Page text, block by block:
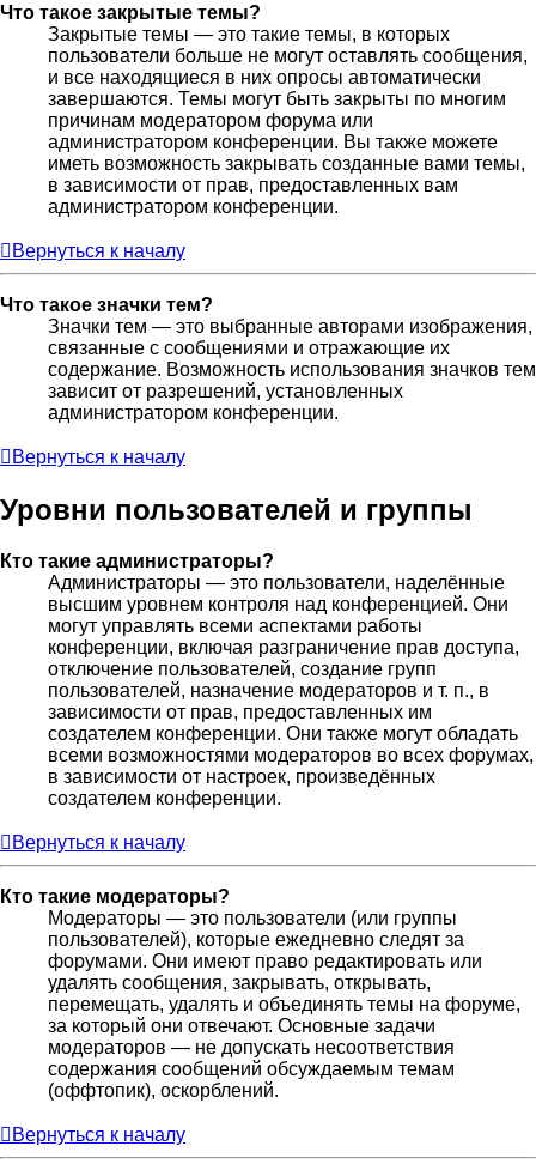
Что такое закрытые темы?
Закрытые темы — это такие темы, в которых
пользователи больше не могут оставлять сообщения,
и все находящиеся в них опросы автоматически
завершаются. Темы могут быть закрыты по многим
причинам модератором форума или
администратором конференции. Вы также можете
иметь возможность закрывать созданные вами темы,
в зависимости от прав, предоставленных вам
администратором конференции.
Вернуться к началу
Что такое значки тем?
Значки тем — это выбранные авторами изображения,
связанные с сообщениями и отражающие их
содержание. Возможность использования значков тем
зависит от разрешений, установленных
администратором конференции.
Вернуться к началу
Уровни пользователей и группы
Кто такие администраторы?
Администраторы — это пользователи, наделённые
высшим уровнем контроля над конференцией. Они
могут управлять всеми аспектами работы
конференции, включая разграничение прав доступа,
отключение пользователей, создание групп
пользователей, назначение модераторов и т. п., в
зависимости от прав, предоставленных им
создателем конференции. Они также могут обладать
всеми возможностями модераторов во всех форумах,
в зависимости от настроек, произведённых
создателем конференции.
Вернуться к началу
Кто такие модераторы?
Модераторы — это пользователи (или группы
пользователей), которые ежедневно следят за
форумами. Они имеют право редактировать или
удалять сообщения, закрывать, открывать,
перемещать, удалять и объединять темы на форуме,
за который они отвечают. Основные задачи
модераторов — не допускать несоответствия
содержания сообщений обсуждаемым темам
(оффтопик), оскорблений.
Вернуться к началу